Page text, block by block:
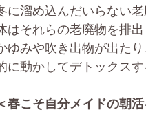
に溜め込んだいらない
はそれらの老廃物を排
ゆみや吹き出物が出た
に動かしてデトックスす
春こそ自分メイドの朝